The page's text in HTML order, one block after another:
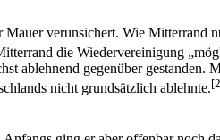
verunsichert. Wie Mitterrand
die Wiedervereinigung
ablehnend gegenüber
nicht grundsätzlich ablehnte.